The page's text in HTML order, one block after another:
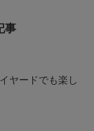
事
ヤードでも楽し